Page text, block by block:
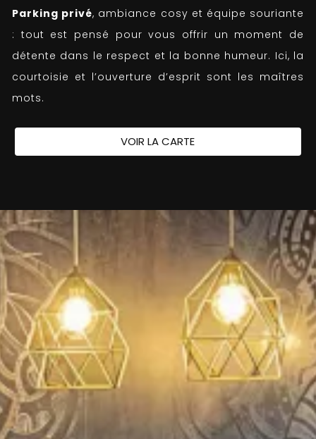
Parking privé, ambiance cosy et équipe souriante
: tout est pensé pour vous offrir un moment de
détente dans le respect et la bonne humeur. Ici, la
courtoisie et l’ouverture d’esprit sont les maîtres
mots.
VOIR LA CARTE